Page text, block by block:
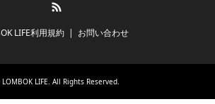
LIFE利用規約 お問い合わせ
LOMBOK LIFE . All Rights Reserved.